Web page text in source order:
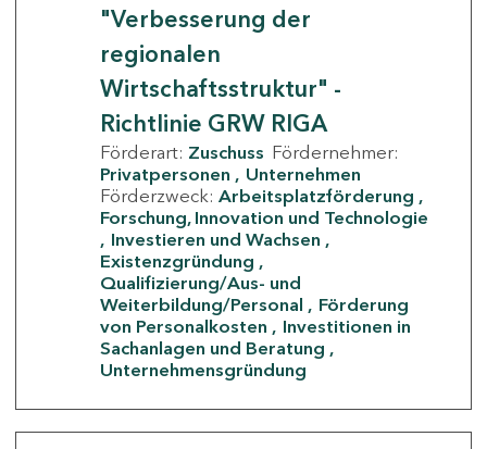
"Verbesserung der
regionalen
Wirtschaftsstruktur" -
Richtlinie GRW RIGA
Förderart: Zuschuss Fördernehmer:
Privatpersonen
Unternehmen
Förderzweck: Arbeitsplatzförderung
Forschung, Innovation und Technologie
Investieren und Wachsen
Existenzgründung
Qualifizierung/Aus- und
Weiterbildung/Personal
Förderung
von Personalkosten
Investitionen in
Sachanlagen und Beratung
Unternehmensgründung